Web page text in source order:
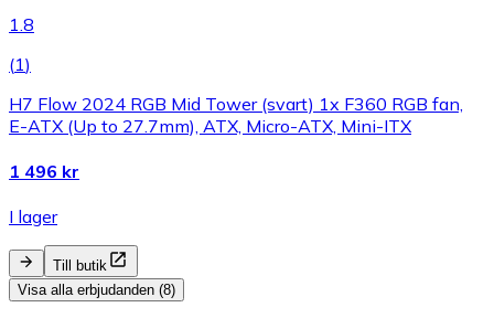
1.8
(1)
H7 Flow 2024 RGB Mid Tower (svart) 1x F360 RGB fan,
E-ATX (Up to 27.7mm), ATX, Micro-ATX, Mini-ITX
1 496 kr
I lager
Till butik
Visa alla erbjudanden (8)